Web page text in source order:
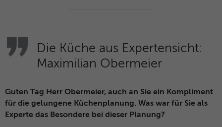
Die Küche aus Expertensicht:
Maximilian Obermeier
Guten Tag Herr Obermeier, auch an Sie ein Kompliment
für die gelungene Küchenplanung. Was war für Sie als
Experte das Besondere bei dieser Planung?